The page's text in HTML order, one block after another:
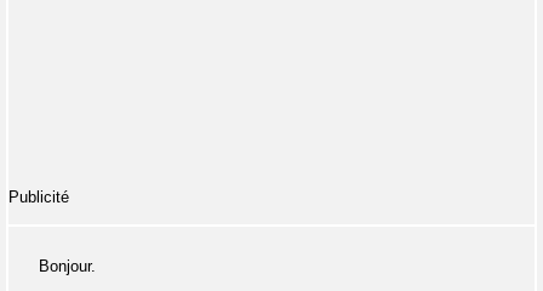
Publicité
Bonjour.